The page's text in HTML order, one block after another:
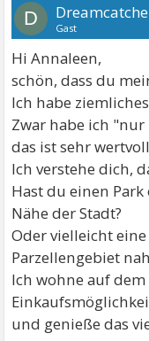
D Gast
Hi Annaleen,
schön, dass du
Ich habe
Zwar habe ich
das ist sehr
Ich verstehe dich,
Hast du einen
Nähe der Stadt?
Oder vielleicht
Parzellengebiet
Ich wohne auf
und genieße das